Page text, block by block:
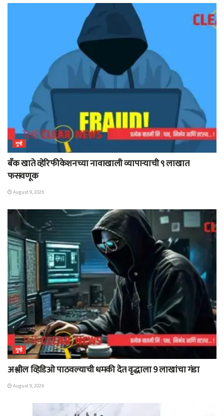
गुन्हे
बँक खाते व्हेरिफीकेशनच्या नावाखाली व्यापाऱ्याची ९ लाखात
फसवणूक
August 9, 2026
गुन्हे
अश्लील व्हिडिओ पाठवल्याची धमकी देत वृद्धाला 9 लाखांचा गंडा
August 9, 2026